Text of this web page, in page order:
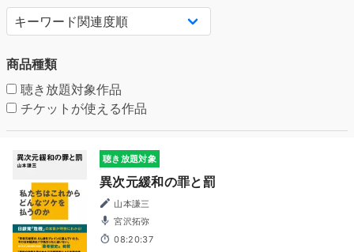
商品種類
聴き放題対象作品
チケットが使える作品
聴き放題対象
異次元緩和の罪と罰
山本謙三
宮沢拓弥
08:20:37